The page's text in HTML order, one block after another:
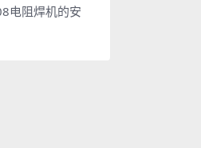
电阻焊机的安